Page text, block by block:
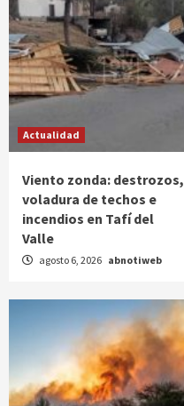
Actualidad
Viento zonda: destrozos,
voladura de techos e
incendios en Tafí del
Valle
agosto 6, 2026 abnotiweb